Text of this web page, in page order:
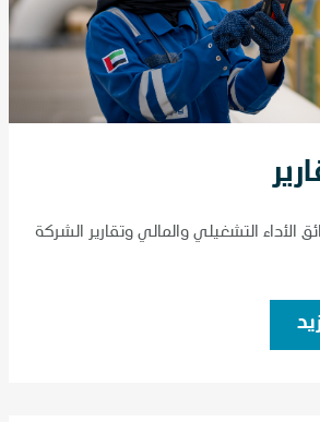
الأداء التشغيلي والمالي وتقارير الشركة